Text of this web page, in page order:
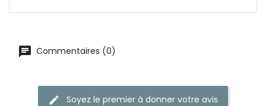
Commentaires (0)
Soyez le premier à donner votre avis